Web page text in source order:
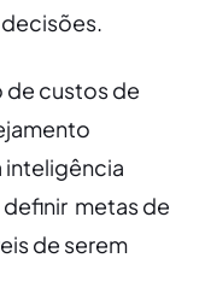
de custos de
inteligência
metas de
de serem